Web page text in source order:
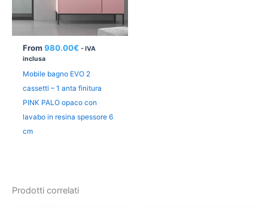
From 980.00€ - IVA
inclusa
Mobile bagno EVO 2
cassetti – 1 anta finitura
PINK PALO opaco con
lavabo in resina spessore 6
cm
Prodotti correlati